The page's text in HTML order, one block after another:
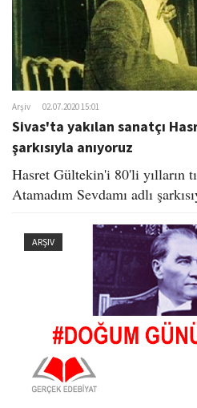
Arşiv 02.07.2020 15:01
Sivas'ta yakılan sanatçı
şarkısıyla anıyoruz
Hasret Gültekin'i 80'li yılların
Atamadım Sevdamı adlı
ARŞIV